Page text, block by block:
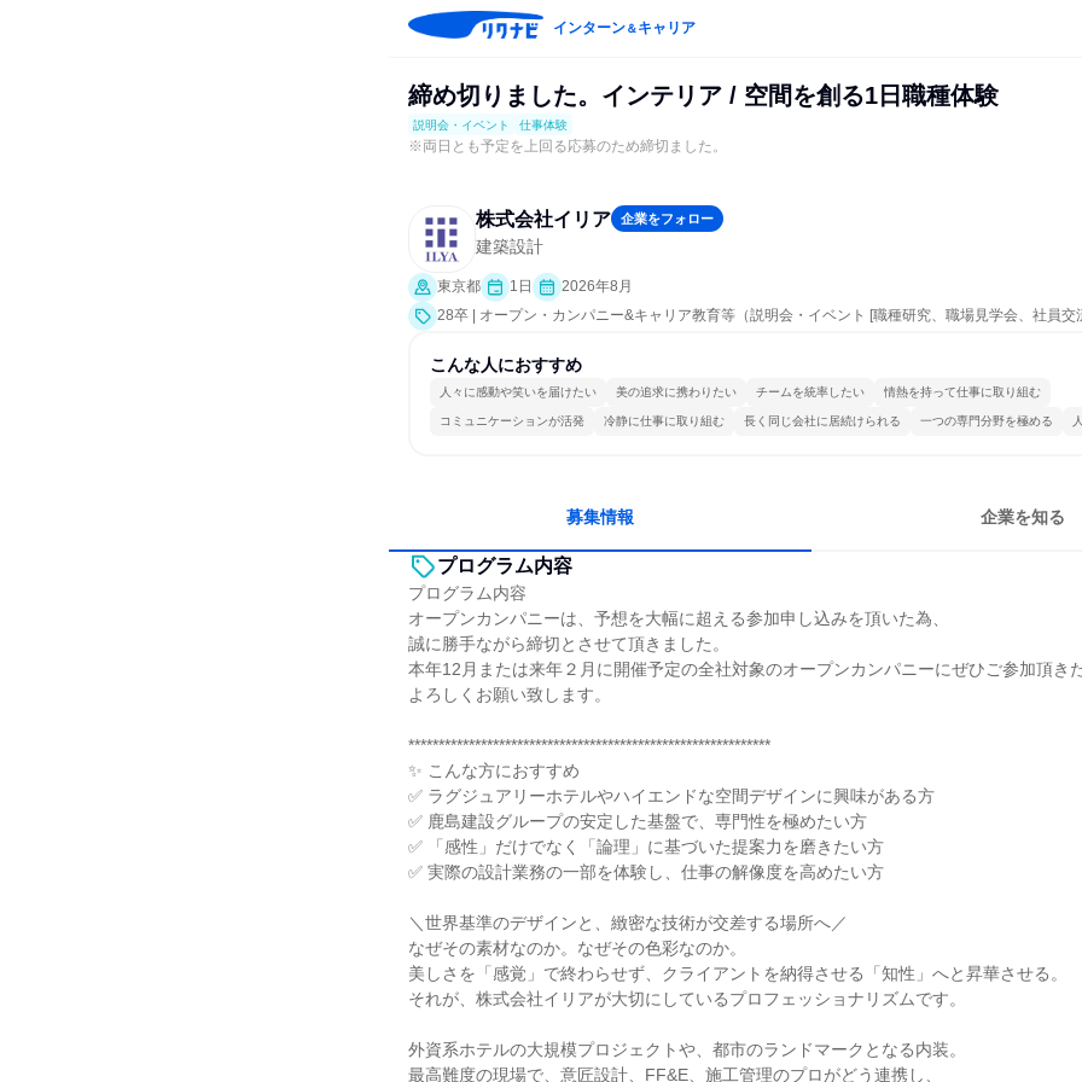
インターン＆キャリア
締め切りました。インテリア / 空間を創る1日職種体験
説明会・イベント 仕事体験
※両日とも予定を上回る応募のため締切ました。
株式会社イリア 企業をフォロー
建築設計
東京都 1日
2026年8月
28卒 | オープン・カンパニー&キャリア教育等（説明会・イベント [職種研究、職場見学会、社員交
こんな人におすすめ
人々に感動や笑いを届けたい 美の追求に携わりたい チームを統率したい 情熱を持って仕事に取り組む
コミュニケーションが活発 冷静に仕事に取り組む 長く同じ会社に居続けられる 一つの専門分野を極める
募集情報 企業を知る
プログラム内容
プログラム内容
オープンカンパニーは、予想を大幅に超える参加申し込みを頂いた為、
誠に勝手ながら締切とさせて頂きました。
本年12月または来年２月に開催予定の全社対象のオープンカンパニーにぜひご参加頂き
よろしくお願い致します。
************************************************************
✨ こんな方におすすめ
✅ ラグジュアリーホテルやハイエンドな空間デザインに興味がある方
✅ 鹿島建設グループの安定した基盤で、専門性を極めたい方
✅ 「感性」だけでなく「論理」に基づいた提案力を磨きたい方
✅ 実際の設計業務の一部を体験し、仕事の解像度を高めたい方
＼世界基準のデザインと、緻密な技術が交差する場所へ／
なぜその素材なのか。なぜその色彩なのか。
美しさを「感覚」で終わらせず、クライアントを納得させる「知性」へと昇華させる。
それが、株式会社イリアが大切にしているプロフェッショナリズムです。
外資系ホテルの大規模プロジェクトや、都市のランドマークとなる内装。
最高難度の現場で、意匠設計、FF&E、施工管理のプロがどう連携し、